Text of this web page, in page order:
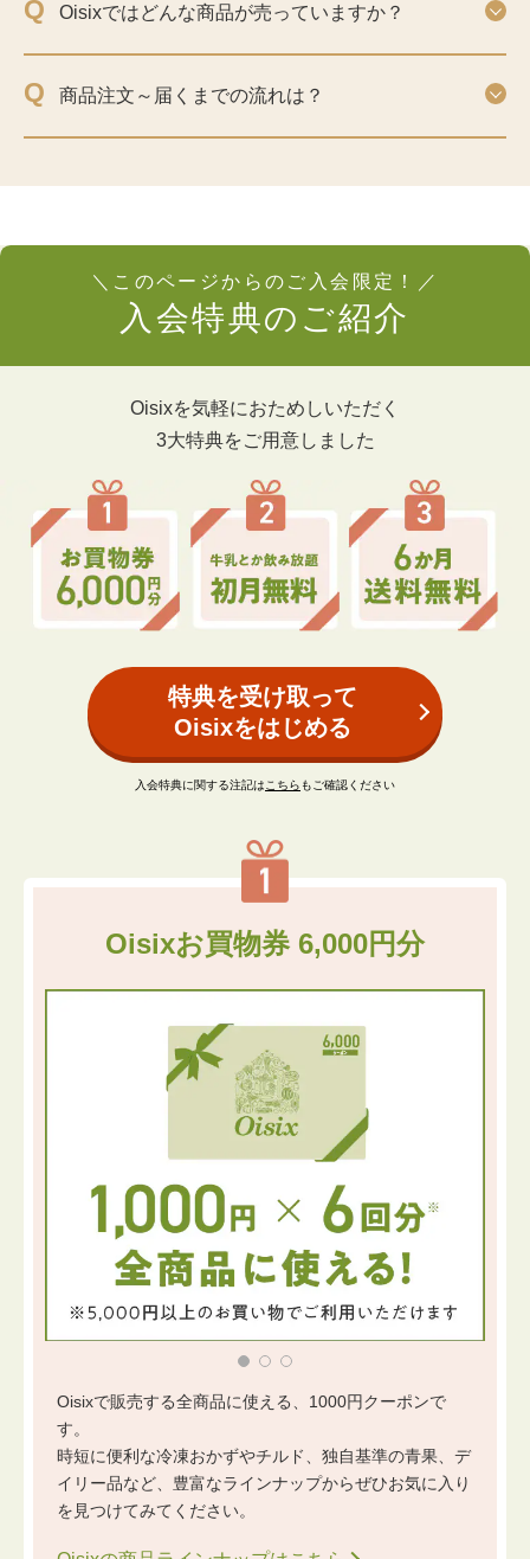
Q Oisixではどんな商品が売っていますか？
Q 商品注文～届くまでの流れは？
＼このページからのご入会限定！／
入会特典のご紹介
Oisixを気軽におためしいただく
3大特典をご用意しました
特典を受け取って
Oisixをはじめる
入会特典に関する注記は こちら もご確認ください
Oisixお買物券 6,000円分
Oisixで販売する全商品に使える、1000円クーポンで
す。
時短に便利な冷凍おかずやチルド、独自基準の青果、デ
イリー品など、豊富なラインナップからぜひお気に入り
を見つけてみてください。